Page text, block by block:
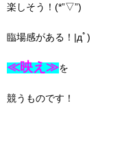
楽しそう！(*”▽”)
臨場感がある！|дﾟ)
≪映え≫を
競うものです！